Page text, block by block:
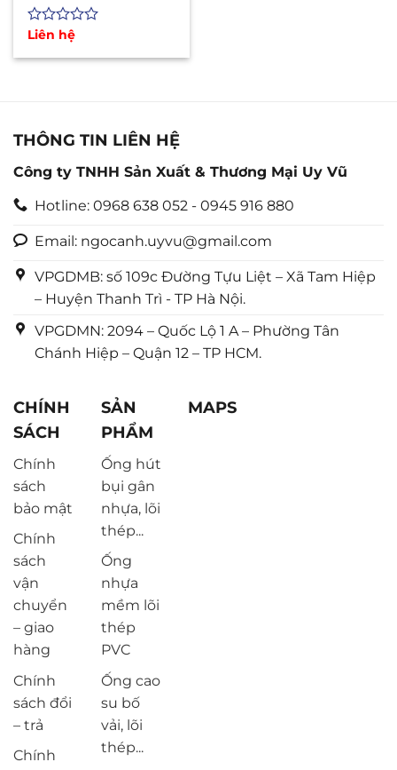
Lực Cao, Mài Mòn Tốt)
Được
hạng
Liên hệ
THÔNG TIN LIÊN HỆ
Công ty TNHH Sản Xuất & Thương Mại Uy Vũ
Hotline: 0968 638 052 - 0945 916 880
Email: ngocanh.uyvu@gmail.com
VPGDMB: số 109c Đường Tựu Liệt – Xã Tam Hiệp
– Huyện Thanh Trì - TP Hà Nội.
VPGDMN: 2094 – Quốc Lộ 1 A – Phường Tân
Chánh Hiệp – Quận 12 – TP HCM.
CHÍNH
SÁCH
Chính
sách
bảo mật
Chính
sách
vận
chuyển
– giao
hàng
Chính
sách đổi
– trả
Chính
SẢN
PHẨM
Ống hút
bụi gân
nhựa, lõi
thép...
Ống
nhựa
mềm lõi
thép
PVC
Ống cao
su bố
vải, lõi
thép...
MAPS